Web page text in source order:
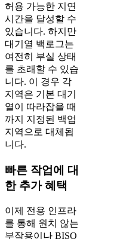
허용 가능한 지연
시간을 달성할 수
있습니다. 하지만
대기열 백로그는
여전히 부실 상태
를 초래할 수 있습
니다. 이 경우 각
지역은 기본 대기
열이 따라잡을 때
까지 지정된 백업
지역으로 대체됩
니다.
빠른 작업에 대
한 추가 혜택
이제 전용 인프라
를 통해 원치 않는
부작용이나 BISO